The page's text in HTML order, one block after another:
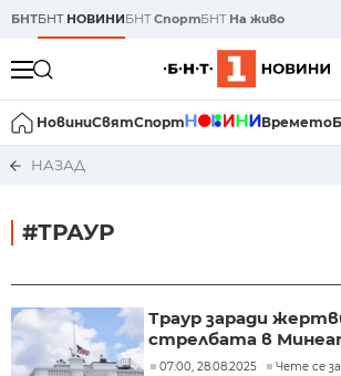
БНТБНТ НОВИНИБНТСпортБНТ На живо
НовиниСвятСпорт Времето
НАЗАД
#ТРАУР
Траур заради
стрелбата в
07:00, 28.08.2025 Чете се